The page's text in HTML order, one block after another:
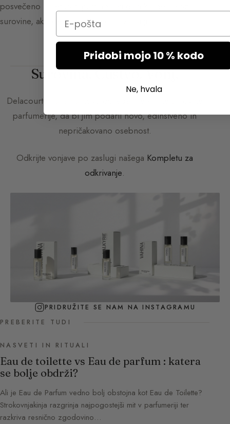
posvečeno umetnosti parfuma, ki ga tukaj deli skozi
surovine, akorde in zgodbe o ustvarjanju.
Surovina. Čustvo. Vonj.
Delacourte Paris
parfumerije, da bi jim podaril novo, edinstveno in
nepričakovano osebnost.
Odkrijte vonjave po zaslugi našega Kompletu za
odkrivanje.
PRIDRUŽITE SE NAM NA INSTAGRAMU
PREBERITE TUDI
NASVETI IN RITUALI
Eau de toilette vs Eau de parfum : katera
se bolje obdrži?
Ali je Eau de Parfum vedno bolj obstojna kot Eau de Toilette?
Strokovnjakinja razgrinja najpogostejši mit v parfumeriji ter
razkriva resnično zgodovino…
Email
Pridobi mojo 10 % kodo
Ne, hvala